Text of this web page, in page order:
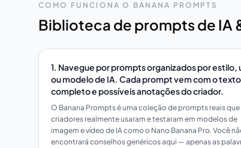
COMO FUNCIONA O BANANA PROMPTS
Biblioteca de prompts de IA
1. Navegue por prompts organizados por estilo,
ou modelo de IA. Cada prompt vem com o texto
completo e possíveis anotações do criador.
O Banana Prompts é uma coleção de prompts reais que
criadores realmente usaram e testaram em modelos de
imagem e vídeo de IA como o Nano Banana Pro. Você
encontrará conselhos genéricos aqui — apenas as